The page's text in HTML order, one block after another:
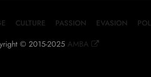
CULTURE PASSION EVASION
© 2015-2025 AMBA